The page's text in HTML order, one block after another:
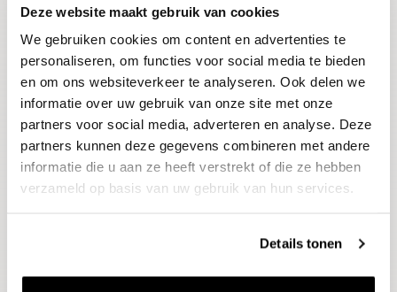
Deze website maakt gebruik van cookies
We gebruiken cookies om content en advertenties te
personaliseren, om functies voor social media te bieden
en om ons websiteverkeer te analyseren. Ook delen we
informatie over uw gebruik van onze site met onze
partners voor social media, adverteren en analyse. Deze
partners kunnen deze gegevens combineren met andere
informatie die u aan ze heeft verstrekt of die ze hebben
verzameld op basis van uw gebruik van hun services.
Details tonen
Blijf op de hoogte
Ontvang het laatste wijnnieuws, proeverijen en
evenementen
E-mailadres
Aanmelden